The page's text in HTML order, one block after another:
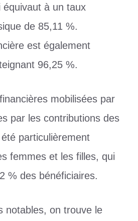
équivaut à un taux
de 85,11 %.
est également
96,25 %.
mobilisées par
par les contributions des
particulièrement
femmes et les filles, qui
% des bénéficiaires.
notables, on trouve le